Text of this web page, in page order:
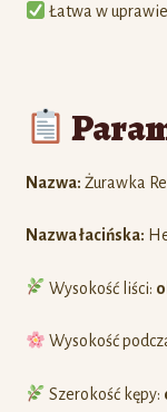
Łatwa w
Nazwa: Żurawka
Nazwa łacińska:
Wysokość liści:
Wysokość
Szerokość kępy: